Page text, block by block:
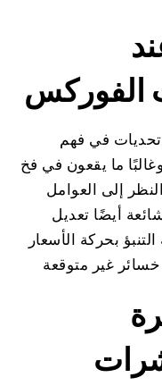
الفوركس
تحديات في فهم
ما يقعون في فخ
إلى العوامل
أيضًا تعديل
بحركة الأسعار